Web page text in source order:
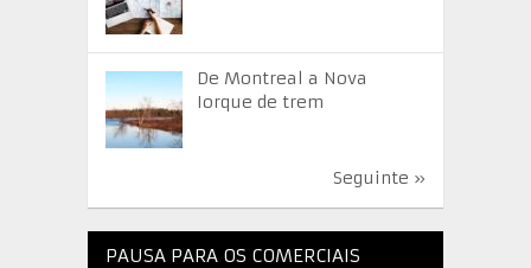
De Montreal a Nova
Iorque de trem
Seguinte »
PAUSA PARA OS COMERCIAIS